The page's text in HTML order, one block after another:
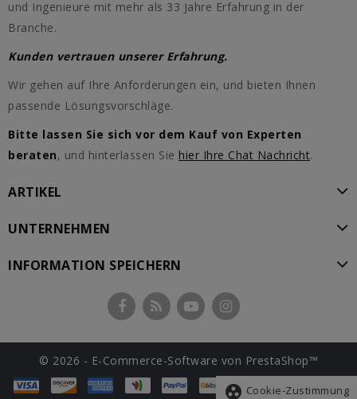
und Ingenieure mit mehr als 33 Jahre Erfahrung in der
Branche.
Kunden vertrauen unserer Erfahrung.
Wir gehen auf Ihre Anforderungen ein, und bieten Ihnen
passende Lösungsvorschläge.
Bitte lassen Sie sich vor dem Kauf von Experten
beraten, und hinterlassen Sie hier Ihre Chat Nachricht.
ARTIKEL
UNTERNEHMEN
INFORMATION SPEICHERN
© 2026 - E-Commerce-Software von PrestaShop™
group_work Cookie-Zustimmung